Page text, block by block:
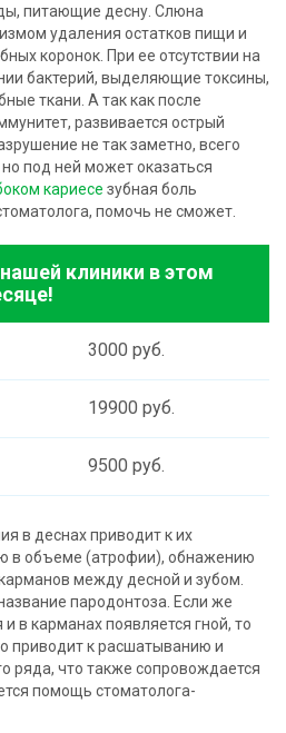
питающие десну. Слюна
удаления остатков пищи и
коронок. При ее отсутствии на
бактерий, выделяющие токсины,
ткани. А так как после
развивается острый
не так заметно, всего
под ней может оказаться
кариесе зубная боль
помочь не сможет.
клиники в этом
3000 руб.
19900 руб.
9500 руб.
в деснах приводит к их
в объеме (атрофии), обнажению
между десной и зубом.
пародонтоза. Если же
в карманах появляется гной, то
приводит к расшатыванию и
ряда, что также сопровождается
помощь стоматолога-